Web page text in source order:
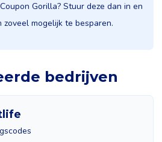
Gorilla? Stuur deze dan in en
zoveel mogelijk te besparen.
bedrijven